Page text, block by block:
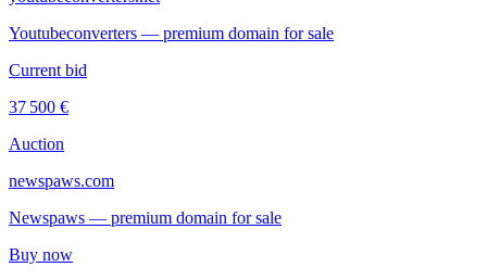
Youtubeconverters — premium domain for sale
Current bid
37 500 €
Auction
newspaws.com
Newspaws — premium domain for sale
Buy now